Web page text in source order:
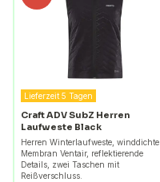
Lieferzeit 5 Tagen
Craft ADV SubZ Herren
Laufweste Black
Herren Winterlaufweste, winddichte
Membran Ventair, reflektierende
Details, zwei Taschen mit
Reißverschluss.